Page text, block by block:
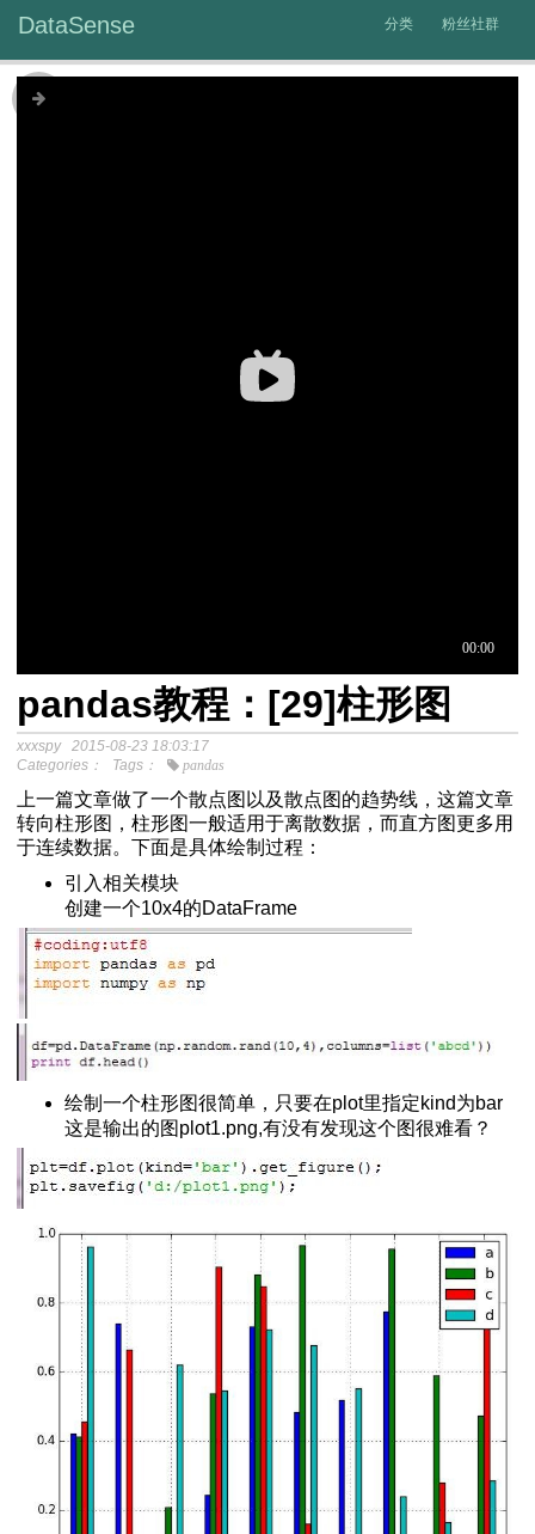
DataSense 分类 粉丝社群
介模
析SPSS视频教程
迭代
化数据
pandas教程：[29]柱形图
xxxspy
2015-08-23 18:03:17
Categories：
Tags： pandas
上一篇文章做了一个散点图以及散点图的趋势线，这篇文章
转向柱形图，柱形图一般适用于离散数据，而直方图更多用
于连续数据。下面是具体绘制过程：
引入相关模块
创建一个10x4的DataFrame
绘制一个柱形图很简单，只要在plot里指定kind为bar
这是输出的图plot1.png,有没有发现这个图很难看？